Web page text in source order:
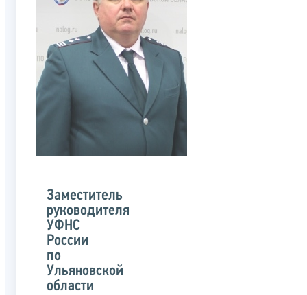
Заместитель
руководителя
УФНС
России
по
Ульяновской
области